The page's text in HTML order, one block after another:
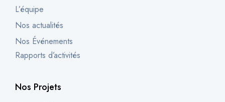
L’équipe
Nos actualités
Nos Événements
Rapports d’activités
Nos Projets